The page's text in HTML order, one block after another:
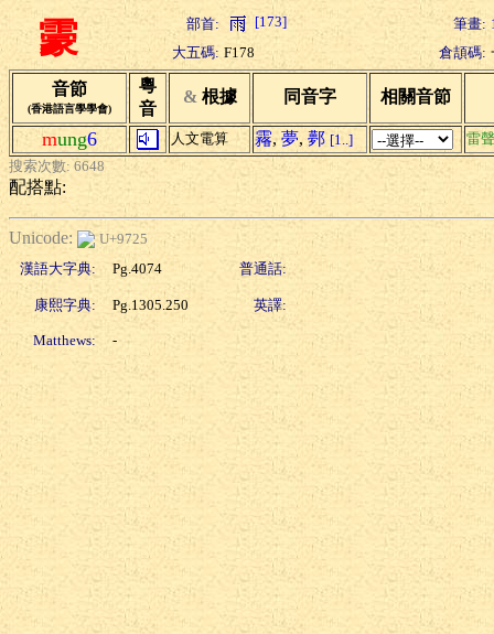
霥 部首: [173] 筆畫:
大五碼: F178 倉頡碼:
音節
(香港語言學學會)
粵
音
& 根據 同音字 相關音節
mung6 人文電算 霿, 夢, 鄸 [1..]
雷聲
搜索次數: 6648
配搭點:
Unicode:
U+9725
漢語大字典:
Pg.4074 普通話:
康熙字典: Pg.1305.250 英譯:
Matthews: -